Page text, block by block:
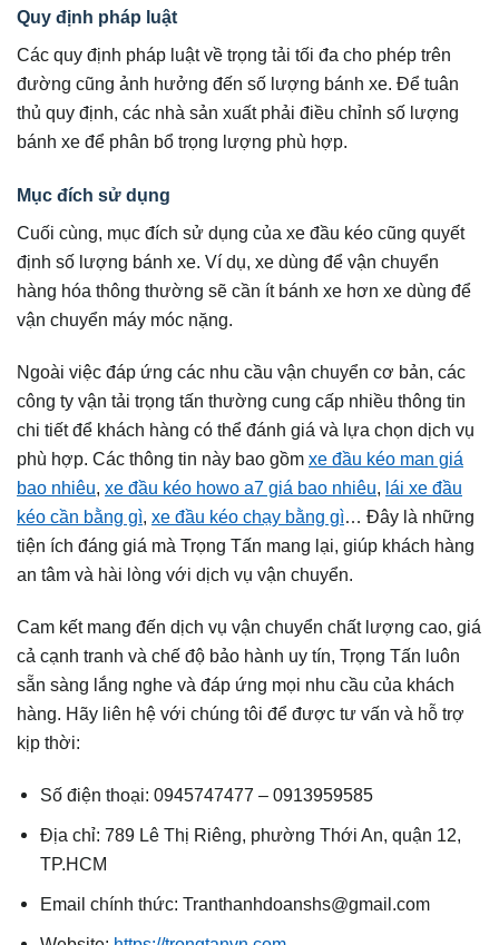
Quy định pháp luật
Các quy định pháp luật về trọng tải tối đa cho phép trên
đường cũng ảnh hưởng đến số lượng bánh xe. Để tuân
thủ quy định, các nhà sản xuất phải điều chỉnh số lượng
bánh xe để phân bổ trọng lượng phù hợp.
Mục đích sử dụng
Cuối cùng, mục đích sử dụng của xe đầu kéo cũng quyết
định số lượng bánh xe. Ví dụ, xe dùng để vận chuyển
hàng hóa thông thường sẽ cần ít bánh xe hơn xe dùng để
vận chuyển máy móc nặng.
Ngoài việc đáp ứng các nhu cầu vận chuyển cơ bản, các
công ty vận tải trọng tấn thường cung cấp nhiều thông tin
chi tiết để khách hàng có thể đánh giá và lựa chọn dịch vụ
phù hợp. Các thông tin này bao gồm xe đầu kéo man giá
bao nhiêu, xe đầu kéo howo a7 giá bao nhiêu, lái xe đầu
kéo cần bằng gì, xe đầu kéo chạy bằng gì… Đây là những
tiện ích đáng giá mà Trọng Tấn mang lại, giúp khách hàng
an tâm và hài lòng với dịch vụ vận chuyển.
Cam kết mang đến dịch vụ vận chuyển chất lượng cao, giá
cả cạnh tranh và chế độ bảo hành uy tín, Trọng Tấn luôn
sẵn sàng lắng nghe và đáp ứng mọi nhu cầu của khách
hàng. Hãy liên hệ với chúng tôi để được tư vấn và hỗ trợ
kịp thời:
Số điện thoại: 0945747477 – 0913959585
Địa chỉ: 789 Lê Thị Riêng, phường Thới An, quận 12,
TP.HCM
Email chính thức: Tranthanhdoanshs@gmail.com